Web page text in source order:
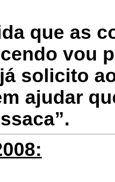
que as
vou
solicito
ajudar